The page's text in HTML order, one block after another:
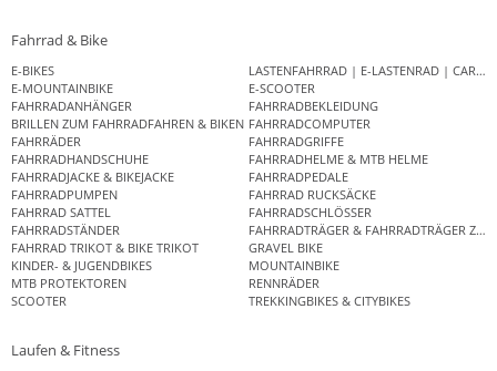
Fahrrad & Bike
E-BIKES
LASTENFAHRRAD | E-LASTENRAD |
E-MOUNTAINBIKE
E-SCOOTER
FAHRRADANHÄNGER
FAHRRADBEKLEIDUNG
BRILLEN ZUM FAHRRADFAHREN & BIKEN FAHRRADCOMPUTER
FAHRRÄDER
FAHRRADGRIFFE
FAHRRADHANDSCHUHE
FAHRRADHELME & MTB HELME
FAHRRADJACKE & BIKEJACKE
FAHRRADPEDALE
FAHRRADPUMPEN
FAHRRAD RUCKSÄCKE
FAHRRAD SATTEL
FAHRRADSCHLÖSSER
FAHRRADSTÄNDER
FAHRRADTRÄGER & FAHRRADTRÄGER
FAHRRAD TRIKOT & BIKE TRIKOT
GRAVEL BIKE
KINDER- & JUGENDBIKES
MOUNTAINBIKE
MTB PROTEKTOREN
RENNRÄDER
SCOOTER
TREKKINGBIKES & CITYBIKES
Laufen & Fitness